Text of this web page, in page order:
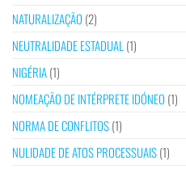
NATURALIZAÇÃO (2)
NEUTRALIDADE ESTADUAL (1)
NIGÉRIA(1)
NOMEAÇÃO DE INTÉRPRETE IDÓNEO (1)
NORMA DE CONFLITOS(1)
NULIDADE DE ATOS PROCESSUAIS(1)